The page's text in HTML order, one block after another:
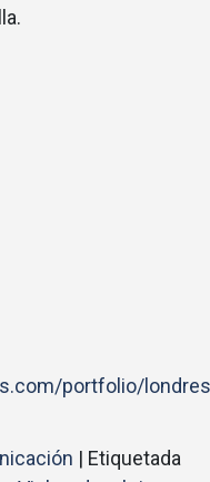
portfolio/
| Etiquetada